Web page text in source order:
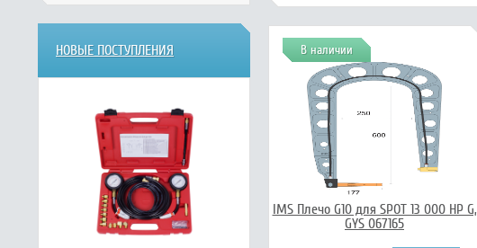
В наличии
IMS Плечо G10 для SPOT 13 000 HP G,
GYS 067165
НОВЫЕ ПОСТУПЛЕНИЯ